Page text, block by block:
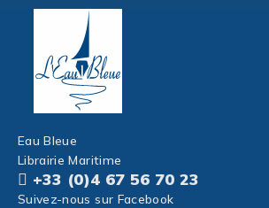
Eau Bleue
Librairie Maritime
+33 (0)4 67 56 70 23
Suivez-nous sur Facebook